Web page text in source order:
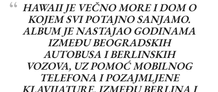
HAWAII JE VEČNO MORE I DOM O
KOJEM SVI POTAJNO SANJAMO.
ALBUM JE NASTAJAO GODINAMA
IZMEĐU BEOGRADSKIH
AUTOBUSA I BERLINSKIH
VOZOVA, UZ POMOĆ MOBILNOG
TELEFONA I POZAJMLJENE